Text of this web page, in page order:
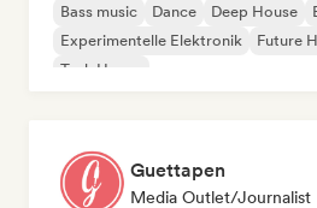
Bass music Dance Deep House
Experimentelle Elektronik
Future
Tech House
Guettapen
Media Outlet/Journalist